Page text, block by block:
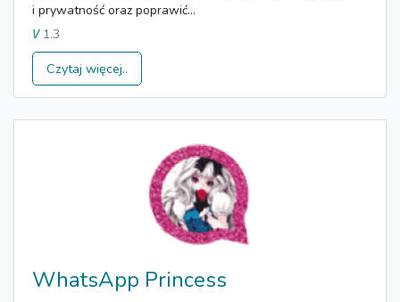
i prywatność oraz poprawić...
V1.3
Czytaj więcej..
WhatsApp Princess